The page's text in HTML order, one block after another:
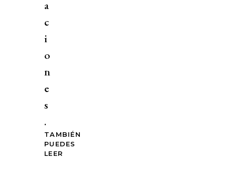
a
c
i
o
n
e
s
.
TAMBIÉN
PUEDES
LEER